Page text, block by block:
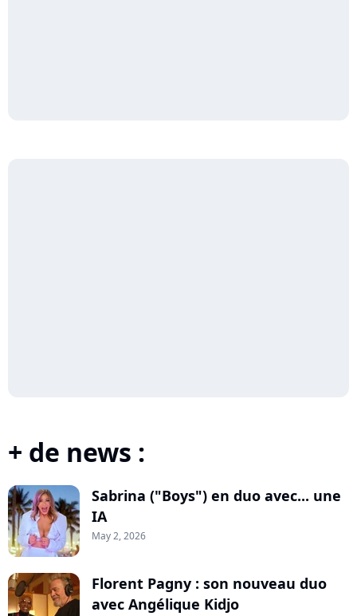
+ de news :
Sabrina ("Boys") en duo avec... une
IA
May 2, 2026
Florent Pagny : son nouveau duo
avec Angélique Kidjo